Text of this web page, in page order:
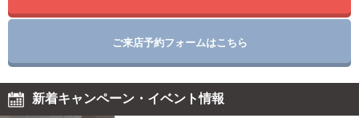
ご来店予約フォームはこちら
新着キャンペーン・イベント情報